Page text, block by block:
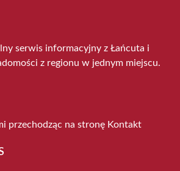
serwis informacyjny z Łańcuta i
z regionu w jednym miejscu.
przechodząc na stronę Kontakt